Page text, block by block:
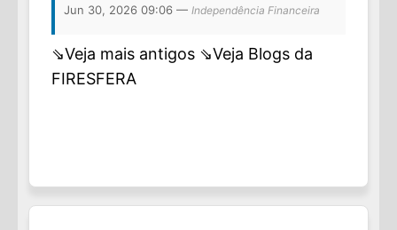
Jun 30, 2026 09:06 — Independência Financeira
⇘Veja mais antigos ⇘Veja Blogs da
FIRESFERA